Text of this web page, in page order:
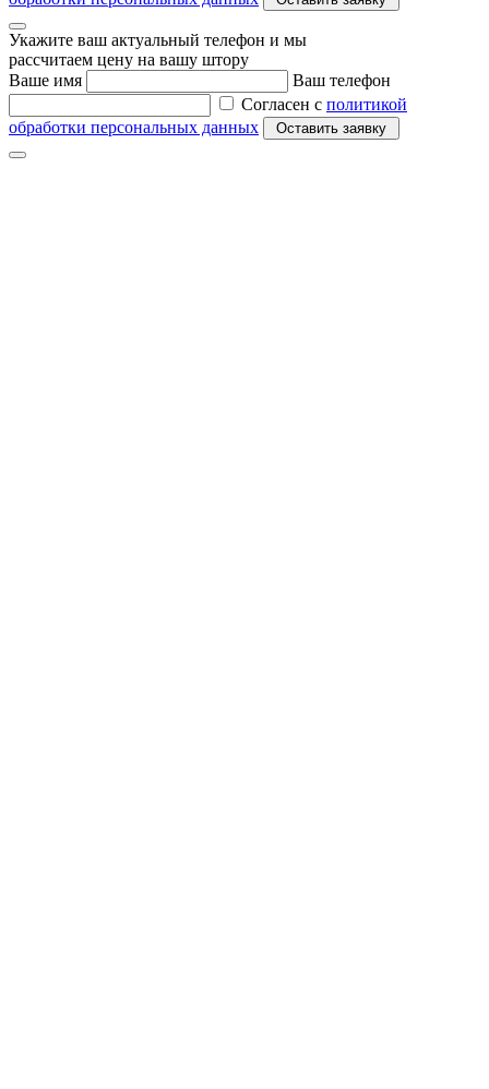
Укажите ваш актуальный телефон и мы
рассчитаем цену на вашу штору
Ваше имя
Ваш телефон
Согласен с политикой
обработки персональных данных